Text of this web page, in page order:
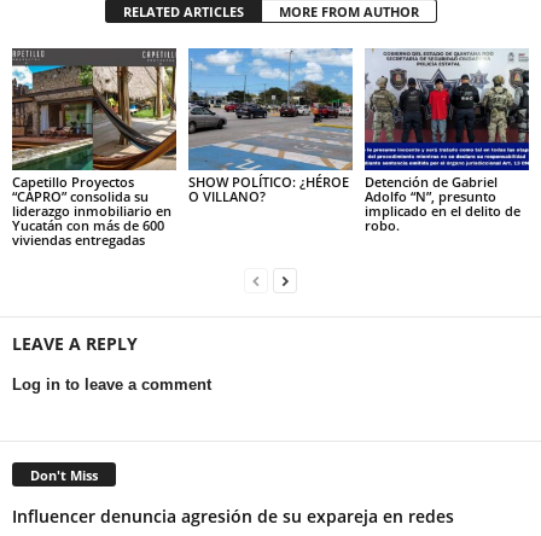
RELATED ARTICLES MORE FROM AUTHOR
Capetillo Proyectos
“CAPRO” consolida su
liderazgo inmobiliario en
Yucatán con más de 600
viviendas entregadas
SHOW POLÍTICO: ¿HÉROE
O VILLANO?
Detención de Gabriel
Adolfo “N”, presunto
implicado en el delito de
robo.
LEAVE A REPLY
Log in to leave a comment
Don't Miss
Influencer denuncia agresión de su expareja en redes